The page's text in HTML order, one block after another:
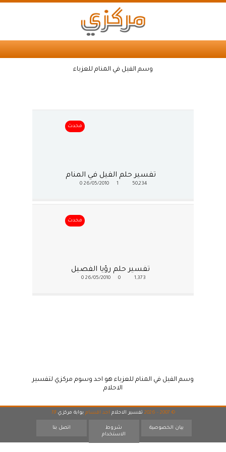
وسم الفيل في المنام للعزباء
محدث
تفسير حلم الفيل في المنام
50,234
26/05/2010
0
محدث
تفسير حلم رؤيا الفصيل
1,373
26/05/2010
0
وسم الفيل في المنام للعزباء هو احد وسوم مركزي لتفسير
الاحلام
© 2007 - 2026 تفسير الاحلام احد اقسام بوابة مركزي 19
بيان الخصوصية
شروط
الاستخدام
اتصل بنا